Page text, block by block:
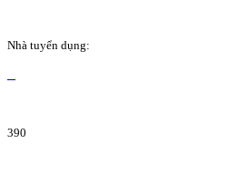
Nhà tuyển dụng:
390